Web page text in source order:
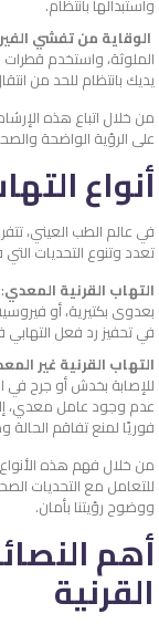
واستبدالها بانتظام.
الوقاية من تفشي
الملوثة، واستخدم
يديك بانتظام للحد من
من خلال اتباع هذه
على الرؤية الواضحة
أنواع
في عالم الطب العيني،
تعدد وتنوع التحديات
التهاب القرنية المعدي
بعدوى بكتيرية، أو
في تحفيز رد فعل التهابي
التهاب القرنية غير
للإصابة بخدش أو جرح
عدم وجود عامل معدي،
فوريًا لمنع تفاقم
من خلال فهم هذه الأنواع
للتعامل مع التحديات
ووضوح رؤيتنا بأمان.
أهم
القرنية